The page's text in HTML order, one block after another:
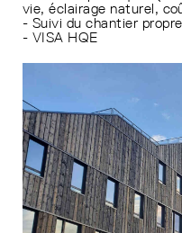
vie, éclairage naturel,
- Suivi du chantier propre
- VISA HQE